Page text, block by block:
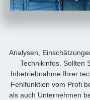
Analysen,
Technikinfos. Sollten
Inbetriebnahme Ihrer
Fehlfunktion vom Profi
als auch Unternehmen